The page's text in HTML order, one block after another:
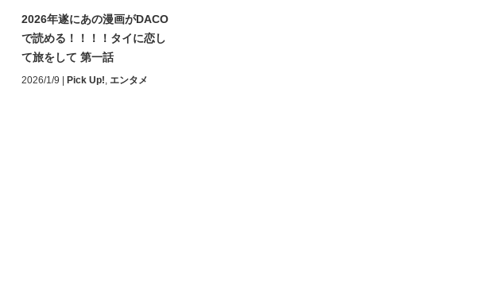
2026年遂にあの漫画がDACO
で読める！！！！タイに恋し
て旅をして 第一話
2026/1/9 Pick Up!, エンタメ